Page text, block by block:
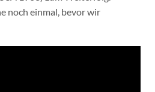
noch einmal, bevor wir